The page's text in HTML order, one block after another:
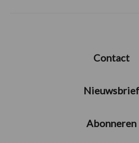
Contact
Nieuwsbrief
Abonneren